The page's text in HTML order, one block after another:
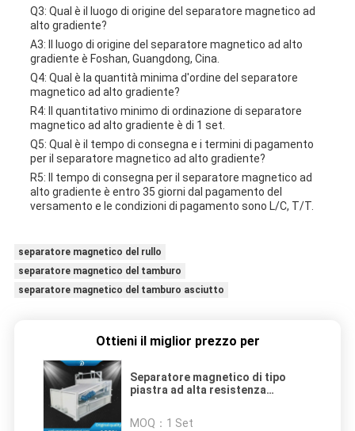
Q3: Qual è il luogo di origine del separatore magnetico ad
alto gradiente?
A3: Il luogo di origine del separatore magnetico ad alto
gradiente è Foshan, Guangdong, Cina.
Q4: Qual è la quantità minima d'ordine del separatore
magnetico ad alto gradiente?
R4: Il quantitativo minimo di ordinazione di separatore
magnetico ad alto gradiente è di 1 set.
Q5: Qual è il tempo di consegna e i termini di pagamento
per il separatore magnetico ad alto gradiente?
R5: Il tempo di consegna per il separatore magnetico ad
alto gradiente è entro 35 giorni dal pagamento del
versamento e le condizioni di pagamento sono L/C, T/T.
separatore magnetico del rullo
separatore magnetico del tamburo
separatore magnetico del tamburo asciutto
Ottieni il miglior prezzo per
Separatore magnetico di tipo
piastra ad alta resistenza
MOQ： 1 Set